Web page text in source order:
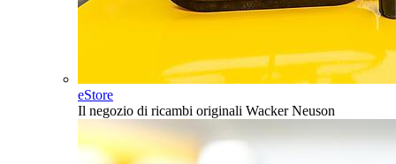
eStore
Il negozio di ricambi originali Wacker Neuson